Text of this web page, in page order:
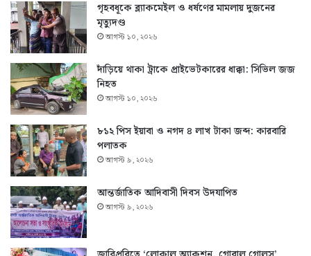
গৃহবধূকে ব্ল্যাকমেইল ও ধর্ষণের মামলায় দুজনের
মৃত্যুদণ্ড
আগস্ট ১০, ২০২৬
দাঁড়িয়ে থাকা ট্রাকে প্রাইভেটকারের ধাক্কা: সিভিল জজ
নিহত
আগস্ট ১০, ২০২৬
৮১২ পিস ইয়াবা ও নগদ ৪ লাখ টাকা জব্দ: কারবারি
পলাতক
আগস্ট ৯, ২০২৬
আন্তর্জাতিক আদিবাসী দিবস উদযাপিত
আগস্ট ৯, ২০২৬